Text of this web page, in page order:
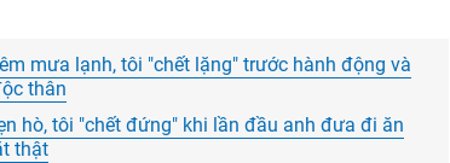
mưa lạnh, tôi "chết lặng" trước hành động và
thân
hò, tôi "chết đứng" khi lần đầu anh đưa đi ăn
thật